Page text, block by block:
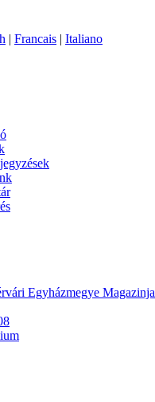
| Francais | Italiano
Egyházmegye Magazinja